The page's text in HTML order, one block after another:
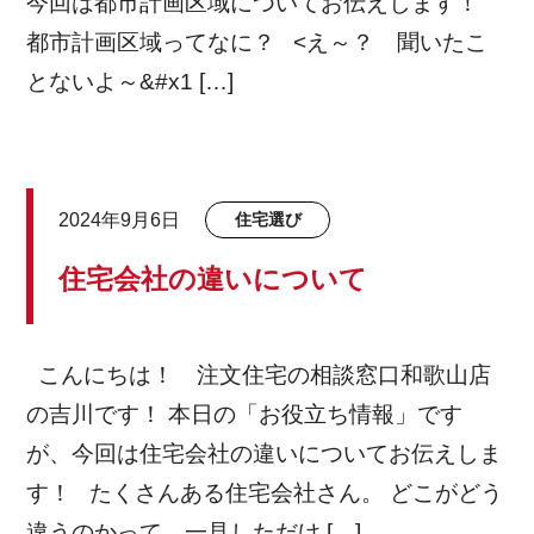
都市計画区域ってなに？ <え～？ 聞いたこ
とないよ～&#x1 […]
2024年9月6日 住宅選び
住宅会社の違いについて
こんにちは！ 注文住宅の相談窓口和歌山店
の吉川です！ 本日の「お役立ち情報」です
が、今回は住宅会社の違いについてお伝えしま
す！ たくさんある住宅会社さん。 どこがどう